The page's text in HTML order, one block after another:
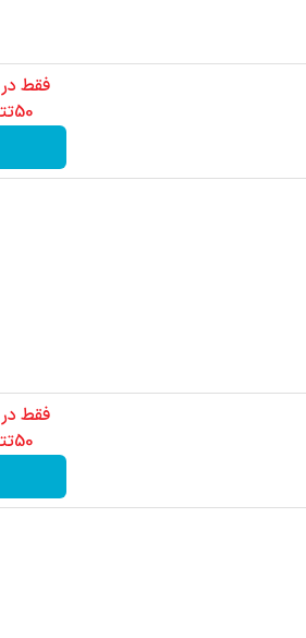
فقط
50تتر هدیه شروع معامله گری! 🔥💰
فقط
50تتر هدیه شروع معامله گری! 🔥💰